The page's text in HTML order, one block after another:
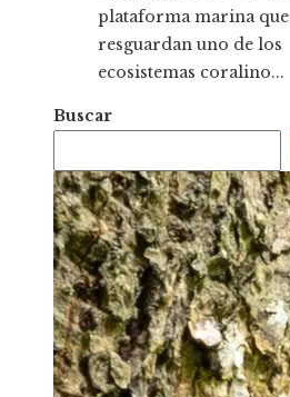
plataforma marina que
resguardan uno de los
ecosistemas coralino...
Buscar